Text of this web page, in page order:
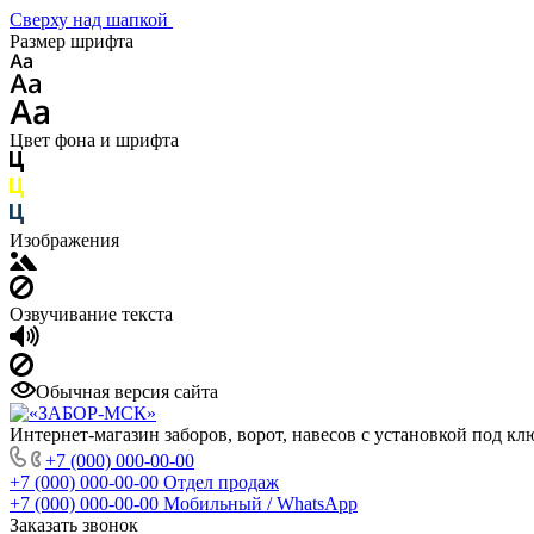
Сверху над шапкой
Размер шрифта
Цвет фона и шрифта
Изображения
Озвучивание текста
Обычная версия сайта
Интернет-магазин заборов, ворот, навесов с установкой под
+7 (000) 000-00-00
+7 (000) 000-00-00 Отдел продаж
+7 (000) 000-00-00 Мобильный / WhatsApp
Заказать звонок